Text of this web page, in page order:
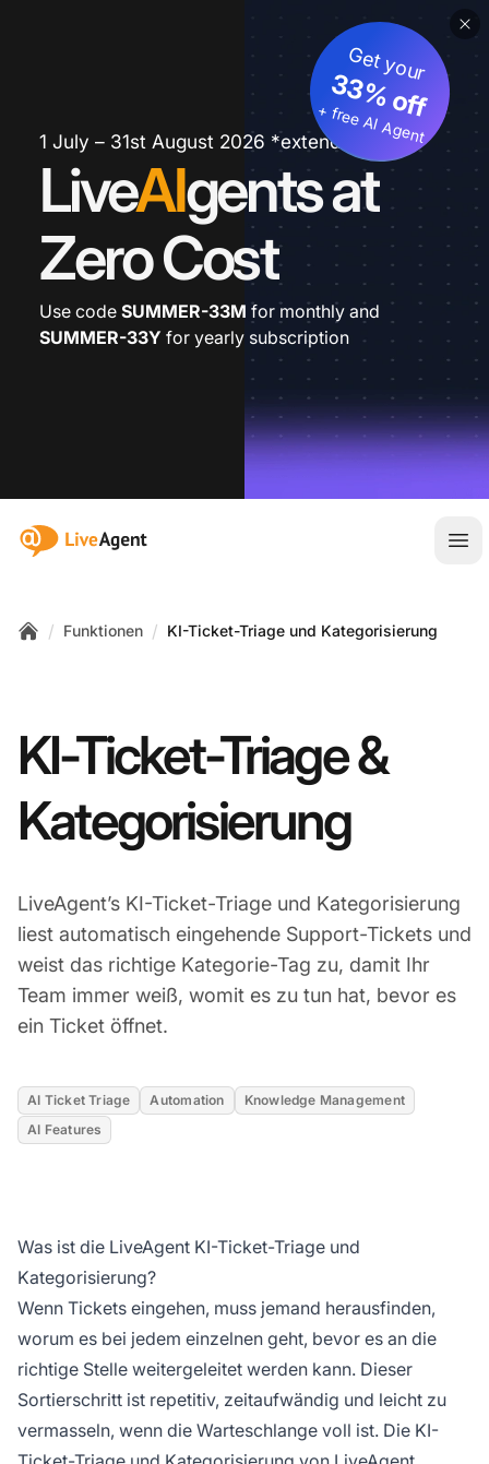
1 July – 31st August 2026 *extended
LiveAIgents at
Zero Cost
Get your
33% off
+ free AI Agent
Use code SUMMER-33M for monthly and
SUMMER-33Y for yearly subscription
:site.title
/ Funktionen / KI-Ticket-Triage und Kategorisierung
KI-Ticket-Triage &
Kategorisierung
LiveAgent’s KI-Ticket-Triage und Kategorisierung
liest automatisch eingehende Support-Tickets und
weist das richtige Kategorie-Tag zu, damit Ihr
Team immer weiß, womit es zu tun hat, bevor es
ein Ticket öffnet.
AI Ticket Triage Automation
Knowledge Management
AI Features
Was ist die LiveAgent KI-Ticket-Triage und
Kategorisierung?
Wenn Tickets eingehen, muss jemand herausfinden,
worum es bei jedem einzelnen geht, bevor es an die
richtige Stelle weitergeleitet werden kann. Dieser
Sortierschritt ist repetitiv, zeitaufwändig und leicht zu
vermasseln, wenn die Warteschlange voll ist. Die KI-